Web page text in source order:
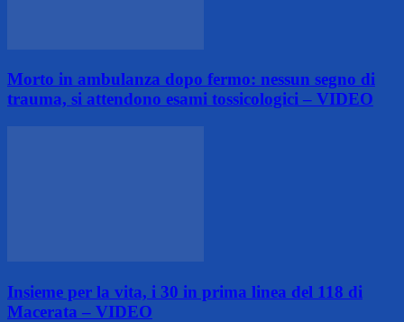
Morto in ambulanza dopo fermo: nessun segno di
trauma, si attendono esami tossicologici – VIDEO
Insieme per la vita, i 30 in prima linea del 118 di
Macerata – VIDEO